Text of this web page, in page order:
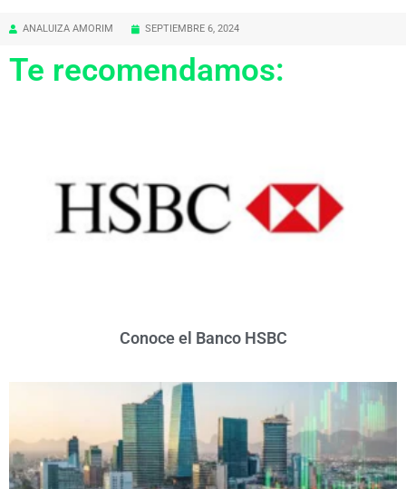
ANALUIZA AMORIM SEPTIEMBRE 6, 2024
Te recomendamos:
Conoce el Banco HSBC